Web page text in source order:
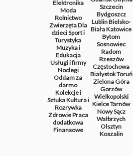
Elektronika
Moda
Rolnictwo
ZwierzętaDla
dzieciSport i
Turystyka
Muzyka i
Edukacja
Usługi i firmy
Noclegi
Oddam za
darmo
Kolekcje i
SztukaKultura i
Rozrywka
ZdrowiePraca
dodatkowa
Finansowe
Szczecin
Bydgoszcz
LublinBielsko-
BiałaKatowice
Bytom
Sosnowiec
Radom
Rzeszów
Częstochowa
BiałystokToruń
Zielona Góra
Gorzów
Wielkopolski
KielceTarnów
Nowy Sącz
Wałbrzych
Olsztyn
Koszalin